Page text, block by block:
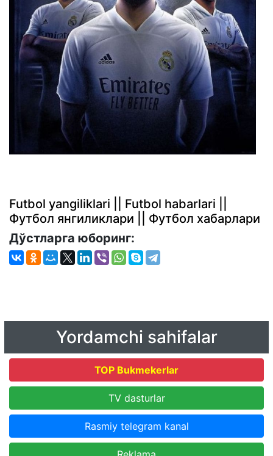
Futbol yangiliklari || Futbol habarlari ||
Футбол янгиликлари || Футбол хабарлари
Дўстларга юборинг:
Yordamchi sahifalar
TOP Bukmekerlar
TV dasturlar
Rasmiy telegram kanal